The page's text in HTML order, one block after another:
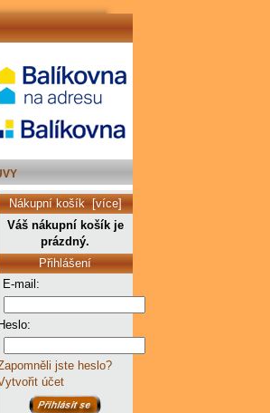
Nákupní košík [více]
Váš nákupní košík je
prázdný.
Přihlášení
E-mail:
Heslo:
jste heslo?
účet